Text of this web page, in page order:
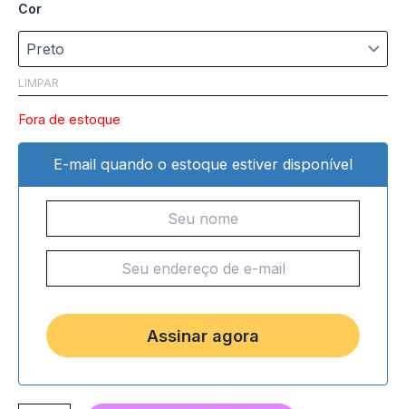
Cor
LIMPAR
Fora de estoque
E-mail quando o estoque estiver disponível